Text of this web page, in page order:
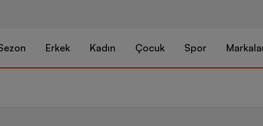
Erkek Kadın Çocuk Spor
Nike